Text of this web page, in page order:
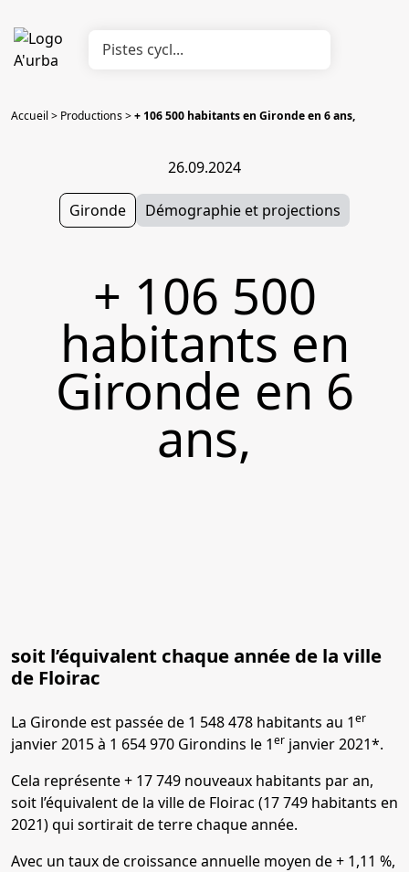
Accueil> Productions>+ 106 500 habitants en Gironde en 6 ans,
26.09.2024
Gironde Démographie et projections
+ 106 500
habitants en
Gironde en 6
ans,
soit l’équivalent chaque année de la ville
de Floirac
La Gironde est passée de 1 548 478 habitants au 1er
janvier 2015 à 1 654 970 Girondins le 1er janvier 2021*.
Cela représente + 17 749 nouveaux habitants par an,
soit l’équivalent de la ville de Floirac (17 749 habitants en
2021) qui sortirait de terre chaque année.
Avec un taux de croissance annuelle moyen de + 1,11 %,